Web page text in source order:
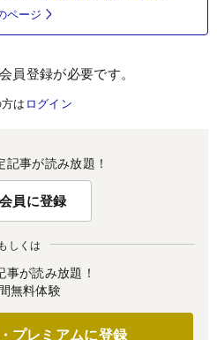
ページ
員登録が必要です。
は ログイン
記事が読み放題！
員に登録
もしくは
事が読み放題！
無料体験
プレミアムに登録